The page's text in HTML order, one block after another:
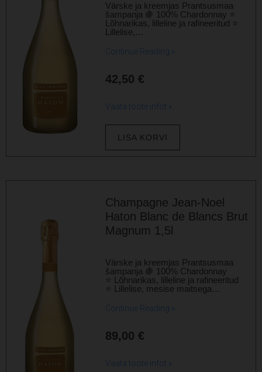
Värske ja kreemjas Prantsusmaa
šampanja 🍇 100% Chardonnay ⭐
Lõhnarikas, lilleline ja rafineeritud ⭐
Lillelise,…
Continue Reading »
42,50 €
Vaata toote infot »
LISA KORVI
Champagne Jean-Noel
Haton Blanc de Blancs Brut
Magnum 1,5l
Värske ja kreemjas Prantsusmaa
šampanja 🍇 100% Chardonnay
⭐ Lõhnarikas, lilleline ja rafineeritud
⭐ Lillelise, mesise maitsega…
Continue Reading »
89,00 €
Vaata toote infot »